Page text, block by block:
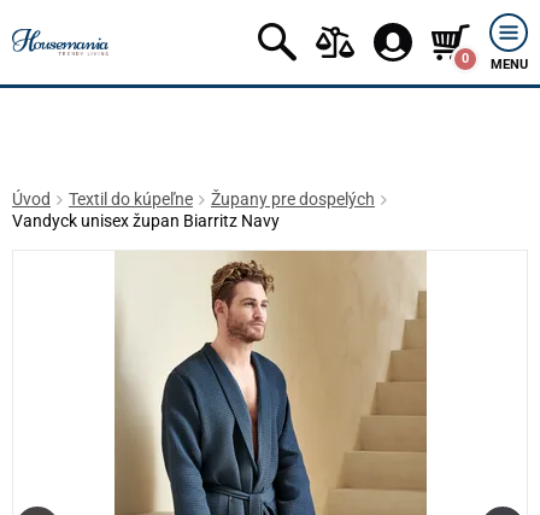
0 MENU
Úvod Textil do kúpeľne
Župany pre dospelých
Vandyck unisex župan Biarritz Navy